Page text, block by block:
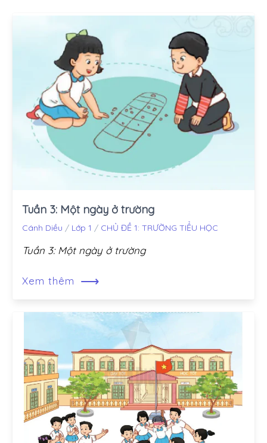
Tuần 3: Một ngày ở trường
Cánh Diều / Lớp 1 / CHỦ ĐỀ 1: TRƯỜNG TIỂU HỌC
Tuần 3: Một ngày ở trường
Xem thêm ⟶